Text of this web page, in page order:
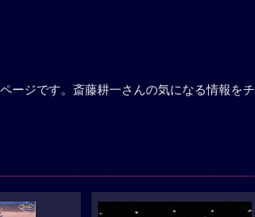
ージです。斎藤耕一さんの気になる情報をチ